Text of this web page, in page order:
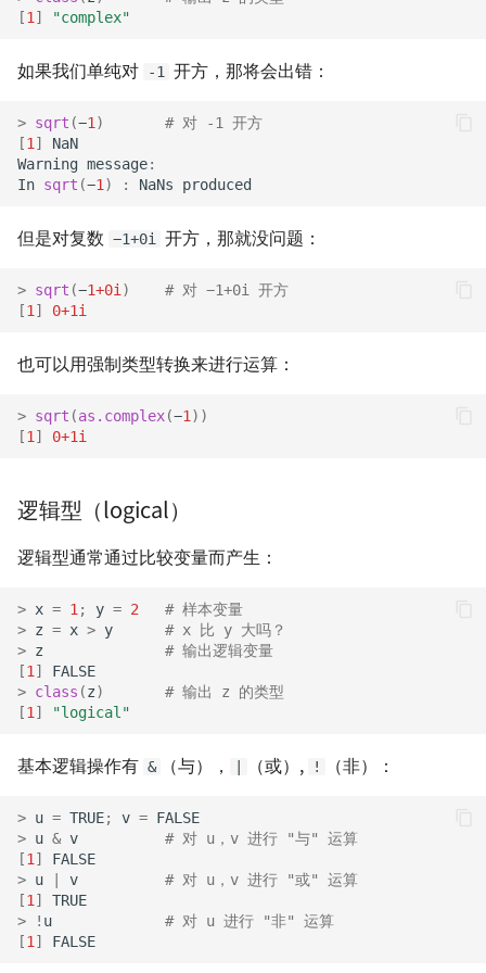
[1 ] "complex"
如果我们单纯对 -1 开方，那将会出错：
> sqrt (−1 )
# 对 -1 开方
[1 ]
NaN
Warning message:
In sqrt (−1 ) : NaNs produced
但是对复数 −1+0i 开方，那就没问题：
> sqrt (−1+0i )
# 对 −1+0i 开方
[1 ] 0+1i
也可以用强制类型转换来进行运算：
> sqrt (as.complex(−1 ))
[1 ] 0+1i
逻辑型（logical）
逻辑型通常通过比较变量而产生：
> x = 1 ; y = 2
# 样本变量
> z = x > y
# x 比 y 大吗？
> z
# 输出逻辑变量
[1 ]
FALSE
> class (z)
# 输出 z 的类型
[1 ] "logical"
基本逻辑操作有 & （与）， （或）, ! （非）：
> u = TRUE; v = FALSE
> u & v
# 对 u，v 进行 "与" 运算
[1 ]
FALSE
> u | v
# 对 u，v 进行 "或" 运算
[1 ]
TRUE
>
! u
# 对 u 进行 "非" 运算
[1 ] FALSE